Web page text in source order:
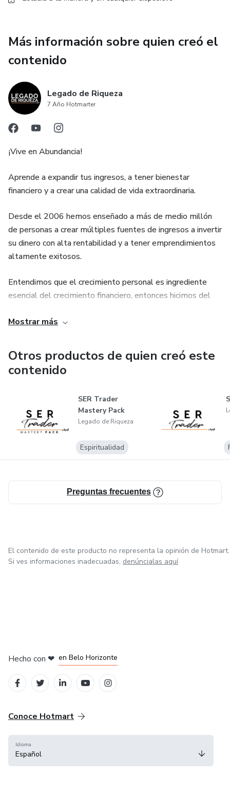
Más información sobre quien creó el
contenido
Legado de Riqueza
7 Año Hotmarter
¡Vive en Abundancia!
Aprende a expandir tus ingresos, a tener bienestar
financiero y a crear una calidad de vida extraordinaria.
Desde el 2006 hemos enseñado a más de medio millón
de personas a crear múltiples fuentes de ingresos a invertir
su dinero con alta rentabilidad y a tener emprendimientos
altamente exitosos.
Entendimos que el crecimiento personal es ingrediente
esencial del crecimiento financiero, entonces hicimos del
financiero, nuestro propósito de vida.
Mostrar más
Otros productos de quien creó este
contenido
SER Trader
Mastery Pack
Legado de Riqueza
Espiritualidad
Preguntas frecuentes
El contenido de este producto no representa la opinión de Hotmart.
Si ves informaciones inadecuadas, denúncialas aquí
Hecho con ❤ en Belo Horizonte
Conoce Hotmart
Idioma
Español